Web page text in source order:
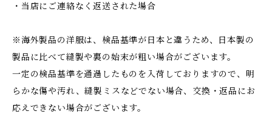
・当店にご連絡なく返送された場合
※海外製品の洋服は、検品基準が日本と違うため、日本製の
製品に比べて縫製や裏の始末が粗い場合がございます。
一定の検品基準を通過したものを入荷しておりますので、明
らかな傷や汚れ、縫製ミスなどでない場合、交換・返品にお
応えできない場合がございます。